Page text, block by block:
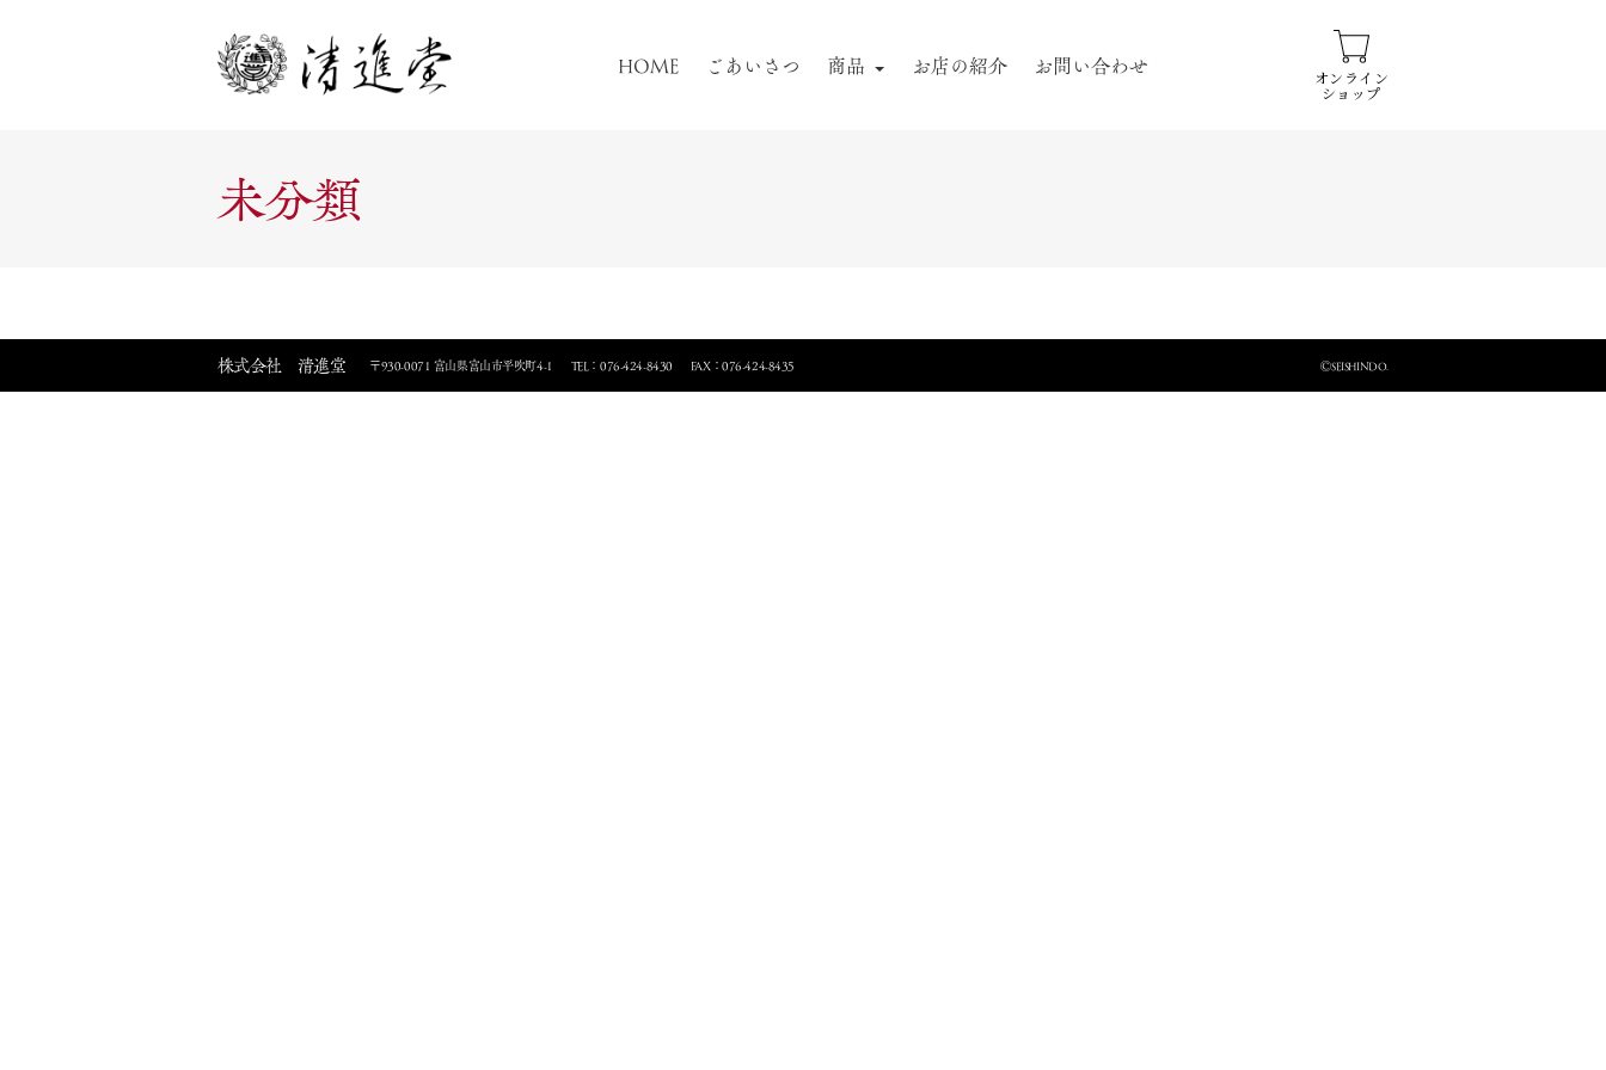
HOME ごあいさつ 商品 お店の紹介 お問い合わせ
オンライン
ショップ
未分類
株式会社 清進堂 〒930-0071 富山県富山市平吹町4-1 TEL：076-424-8430 FAX：076-424-8435 ⒸSEISHINDO.